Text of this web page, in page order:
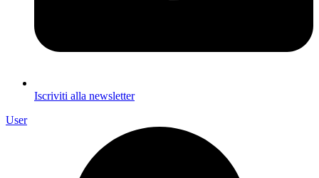
Iscriviti alla newsletter
User